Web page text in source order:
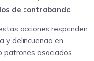
de contrabando.
acciones responden
y delincuencia en
patrones asociados